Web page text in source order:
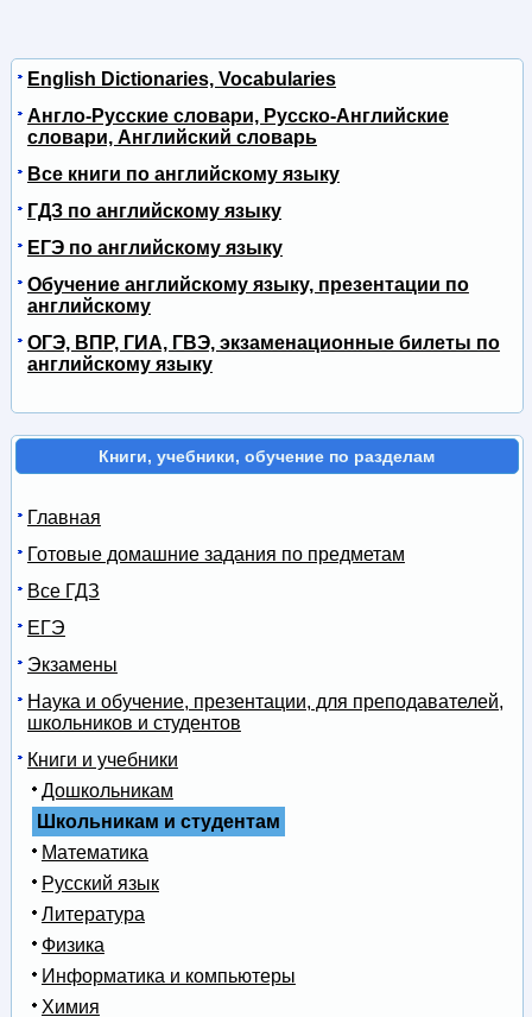
English Dictionaries, Vocabularies
Англо-Русские словари, Русско-Английские
словари, Английский словарь
Все книги по английскому языку
ГДЗ по английскому языку
ЕГЭ по английскому языку
Обучение английскому языку, презентации по
английскому
ОГЭ, ВПР, ГИА, ГВЭ, экзаменационные билеты по
английскому языку
Книги, учебники, обучение по разделам
Главная
Готовые домашние задания по предметам
Все ГДЗ
ЕГЭ
Экзамены
Наука и обучение, презентации, для преподавателей,
школьников и студентов
Книги и учебники
Дошкольникам
Школьникам и студентам
Математика
Русский язык
Литература
Физика
Информатика и компьютеры
Химия